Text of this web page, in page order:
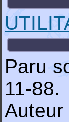
Paru
11-88.
Auteur